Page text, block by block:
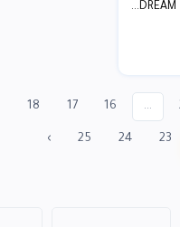
...
16
17
18
23
24
25
›